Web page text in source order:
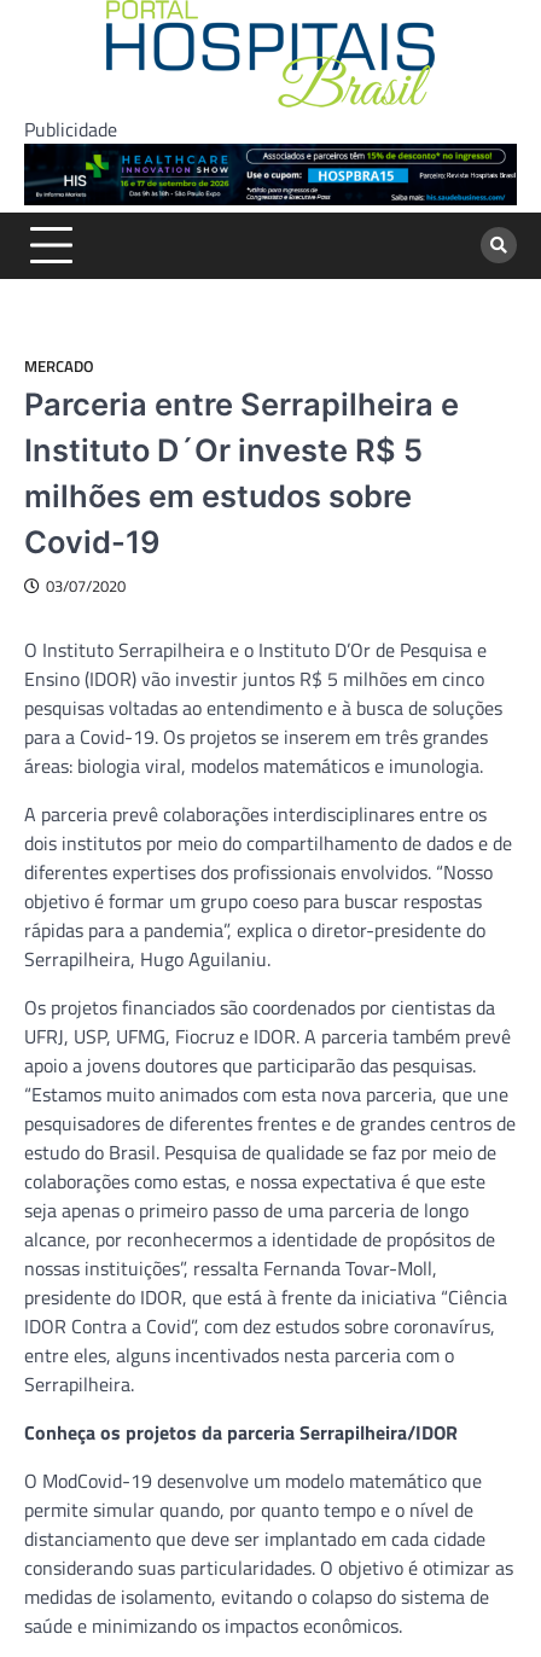
Publicidade
MERCADO
Parceria entre Serrapilheira e
Instituto D´Or investe R$ 5
milhões em estudos sobre
Covid-19
03/07/2020
O Instituto Serrapilheira e o Instituto D’Or de Pesquisa e
Ensino (IDOR) vão investir juntos R$ 5 milhões em cinco
pesquisas voltadas ao entendimento e à busca de soluções
para a Covid-19. Os projetos se inserem em três grandes
áreas: biologia viral, modelos matemáticos e imunologia.
A parceria prevê colaborações interdisciplinares entre os
dois institutos por meio do compartilhamento de dados e de
diferentes expertises dos profissionais envolvidos. “Nosso
objetivo é formar um grupo coeso para buscar respostas
rápidas para a pandemia”, explica o diretor-presidente do
Serrapilheira, Hugo Aguilaniu.
Os projetos financiados são coordenados por cientistas da
UFRJ, USP, UFMG, Fiocruz e IDOR. A parceria também prevê
apoio a jovens doutores que participarão das pesquisas.
“Estamos muito animados com esta nova parceria, que une
pesquisadores de diferentes frentes e de grandes centros de
estudo do Brasil. Pesquisa de qualidade se faz por meio de
colaborações como estas, e nossa expectativa é que este
seja apenas o primeiro passo de uma parceria de longo
alcance, por reconhecermos a identidade de propósitos de
nossas instituições”, ressalta Fernanda Tovar-Moll,
presidente do IDOR, que está à frente da iniciativa “Ciência
IDOR Contra a Covid”, com dez estudos sobre coronavírus,
entre eles, alguns incentivados nesta parceria com o
Serrapilheira.
Conheça os projetos da parceria Serrapilheira/IDOR
O ModCovid-19 desenvolve um modelo matemático que
permite simular quando, por quanto tempo e o nível de
distanciamento que deve ser implantado em cada cidade
considerando suas particularidades. O objetivo é otimizar as
medidas de isolamento, evitando o colapso do sistema de
saúde e minimizando os impactos econômicos.